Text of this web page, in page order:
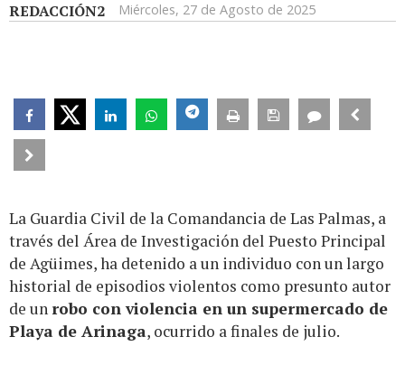
REDACCIÓN2 Miércoles, 27 de Agosto de 2025
La Guardia Civil de la Comandancia de Las Palmas, a
través del Área de Investigación del Puesto Principal
de Agüimes, ha detenido a un individuo con un largo
historial de episodios violentos como presunto autor
de un robo con violencia en un supermercado de
Playa de Arinaga, ocurrido a finales de julio.